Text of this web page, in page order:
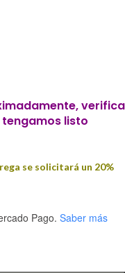
verifica
listo
se solicitará un 20%
Pago. Saber más